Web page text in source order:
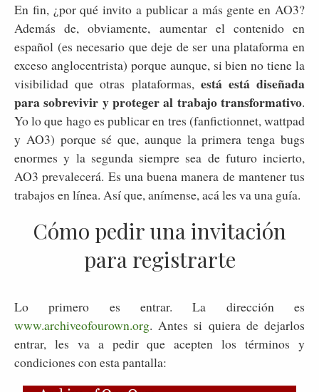
En fin, ¿por qué invito a publicar a más gente en AO3?
Además de, obviamente, aumentar el contenido en
español (es necesario que deje de ser una plataforma en
exceso anglocentrista) porque aunque, si bien no tiene la
visibilidad que otras plataformas, está está diseñada
para sobrevivir y proteger al trabajo transformativo.
Yo lo que hago es publicar en tres (fanfictionnet, wattpad
y AO3) porque sé que, aunque la primera tenga bugs
enormes y la segunda siempre sea de futuro incierto,
AO3 prevalecerá. Es una buena manera de mantener tus
trabajos en línea. Así que, anímense, acá les va una guía.
Cómo pedir una invitación
para registrarte
Lo primero es entrar. La dirección es
www.archiveofourown.org. Antes si quiera de dejarlos
entrar, les va a pedir que acepten los términos y
condiciones con esta pantalla: